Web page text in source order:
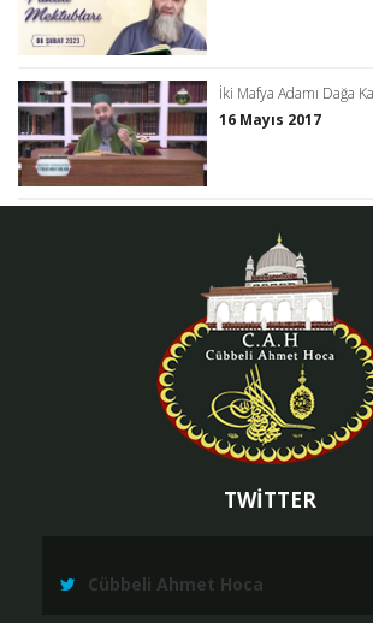
İki Mafya Adamı Dağa
16 Mayıs 2017
TWİTTER
Cübbeli Ahmet Hoca